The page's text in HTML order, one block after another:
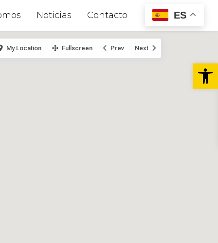
Noticias Contacto ES
My Location Fullscreen Prev Next